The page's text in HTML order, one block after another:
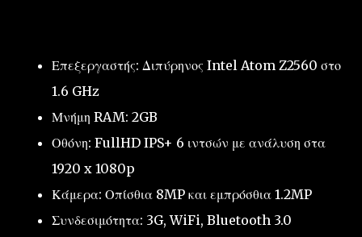
Επεξεργαστής: Διπύρηνος Intel Atom Z2560 στο
1.6 GHz
Μνήμη RAM: 2GB
Οθόνη: FullHD IPS+ 6 ιντσών με ανάλυση στα
1920 x 1080p
Κάμερα: Οπίσθια 8MP και εμπρόσθια 1.2MP
Συνδεσιμότητα: 3G, WiFi, Bluetooth 3.0